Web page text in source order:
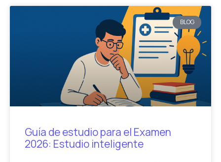
BLOG
Guía de estudio para el Examen
2026: Estudio inteligente